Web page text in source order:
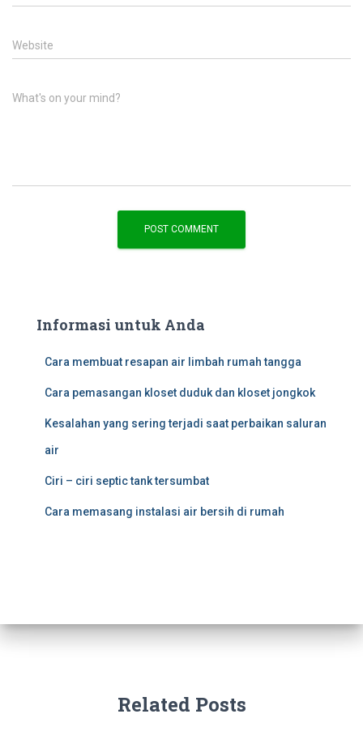
Website
What's on your mind?
Informasi untuk Anda
Cara membuat resapan air limbah rumah tangga
Cara pemasangan kloset duduk dan kloset jongkok
Kesalahan yang sering terjadi saat perbaikan saluran
air
Ciri – ciri septic tank tersumbat
Cara memasang instalasi air bersih di rumah
Related Posts